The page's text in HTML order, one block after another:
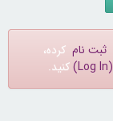
ثبت نام کرده،
(Log In) کنید.